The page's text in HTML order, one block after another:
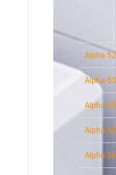
Alpha
Alpha-
Alpha
Alpha
Alpha